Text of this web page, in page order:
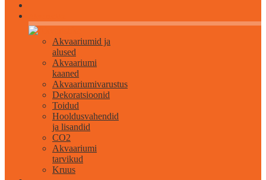
Akvaariumid ja
alused
Akvaariumi
kaaned
Akvaariumivarustus
Dekoratsioonid
Toidud
Hooldusvahendid
ja lisandid
CO2
Akvaariumi
tarvikud
Kruus